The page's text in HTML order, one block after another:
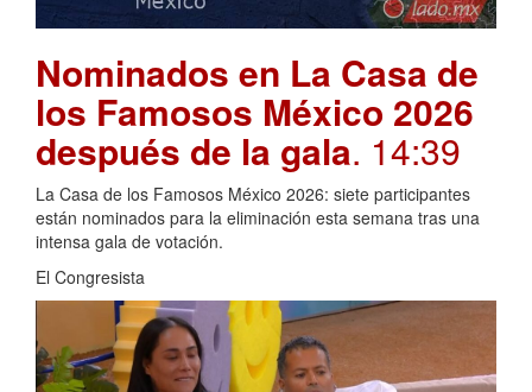
Nominados en La Casa de
los Famosos México 2026
después de la gala. 14:39
La Casa de los Famosos México 2026: siete participantes
están nominados para la eliminación esta semana tras una
intensa gala de votación.
El Congresista